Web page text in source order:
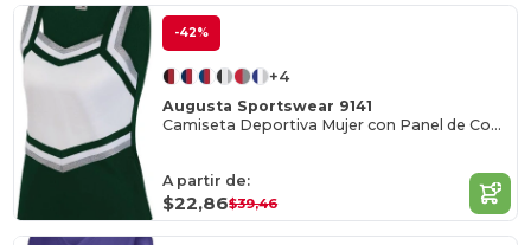
-42%
+4
Augusta Sportswear 9141
Camiseta Deportiva Mujer con Panel de Contraste
A partir de:
$22,86$39,46